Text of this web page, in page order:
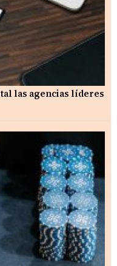
las agencias líderes